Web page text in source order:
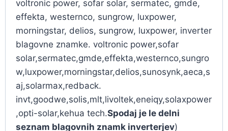
voltronic power, sofar solar, sermatec, gmde,
effekta, westernco, sungrow, luxpower,
morningstar, delios, sungrow, luxpower, inverter
blagovne znamke. voltronic power,sofar
solar,sermatec,gmde,effekta,westernco,sungro
w,luxpower,morningstar,delios,sunosynk,aeca,s
aj,solarmax,redback.
invt,goodwe,solis,mlt,livoltek,eneiqy,solaxpower
,opti-solar,kehua tech.Spodaj je le delni
seznam blagovnih znamk inverterjev)